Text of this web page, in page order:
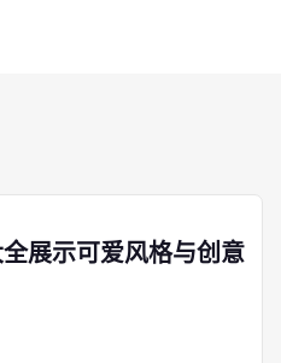
展示可爱风格与创意